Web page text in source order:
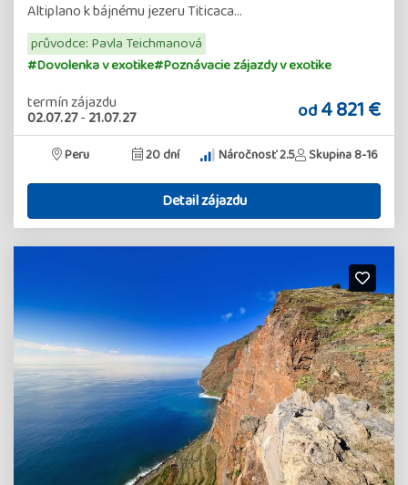
Altiplano k bájnému jezeru Titicaca…
průvodce: Pavla Teichmanová
#Dovolenka v exotike#Poznávacie zájazdy v exotike
termín zájazdu
02.07.27-21.07.27 od4 821 €
Peru 20 dní Náročnosť 2.5 Skupina 8-16
Detail zájazdu